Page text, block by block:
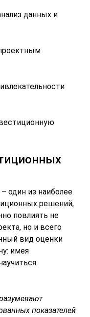
данных и
один из наиболее
решений,
повлиять не
но и всего
вид оценки
имея
показателей